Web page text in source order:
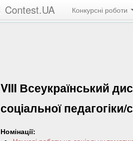
Contest.UA Конкурсні роботи
VIII Всеукраїнський
соціальної
Номінації: